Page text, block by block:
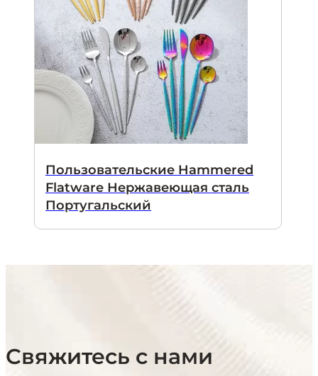
Пользовательские Hammered
Flatware Нержавеющая сталь
Португальский
Свяжитесь с нами